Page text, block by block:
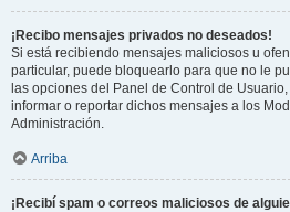
¡Recibo mensajes privados no deseados!
Si está recibiendo mensajes maliciosos u
particular, puede bloquearlo para que no le
las opciones del Panel de Control de
informar o reportar dichos mensajes a los
Administración.
Arriba
¡Recibí spam o correos maliciosos de